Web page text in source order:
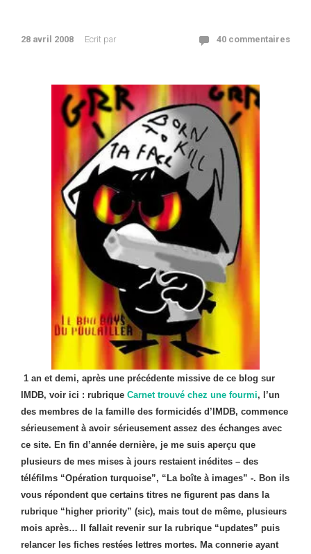
28 avril 2008 Ecrit par 40 commentaires
1 an et demi, après une précédente missive de ce blog sur
IMDB, voir ici : rubrique Carnet trouvé chez une fourmi, l’un
des membres de la famille des formicidés d’IMDB, commence
sérieusement à avoir sérieusement assez des échanges avec
ce site. En fin d’année dernière, je me suis aperçu que
plusieurs de mes mises à jours restaient inédites – des
téléfilms “Opération turquoise”, “La boîte à images” -. Bon ils
vous répondent que certains titres ne figurent pas dans la
rubrique “higher priority” (sic), mais tout de même, plusieurs
mois après… Il fallait revenir sur la rubrique “updates” puis
relancer les fiches restées lettres mortes. Ma connerie ayant